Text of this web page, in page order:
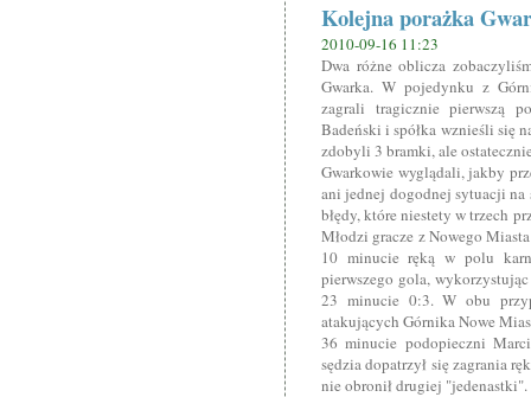
Kolejna porażka
2010-09-16 11:23
Dwa różne oblicza
Gwarka. W pojedynku z
zagrali tragicznie pierwszą
Badeński i spółka wznieśli się
zdobyli 3 bramki, ale
Gwarkowie wyglądali, jakby
ani jednej dogodnej sytuacji na
błędy, które niestety w trzech
Młodzi gracze z Nowego
10 minucie ręką w polu
pierwszego gola,
23 minucie 0:3. W obu
atakujących Górnika Nowe
36 minucie podopieczni
sędzia dopatrzył się zagrania
nie obronił drugiej "jedenastki".